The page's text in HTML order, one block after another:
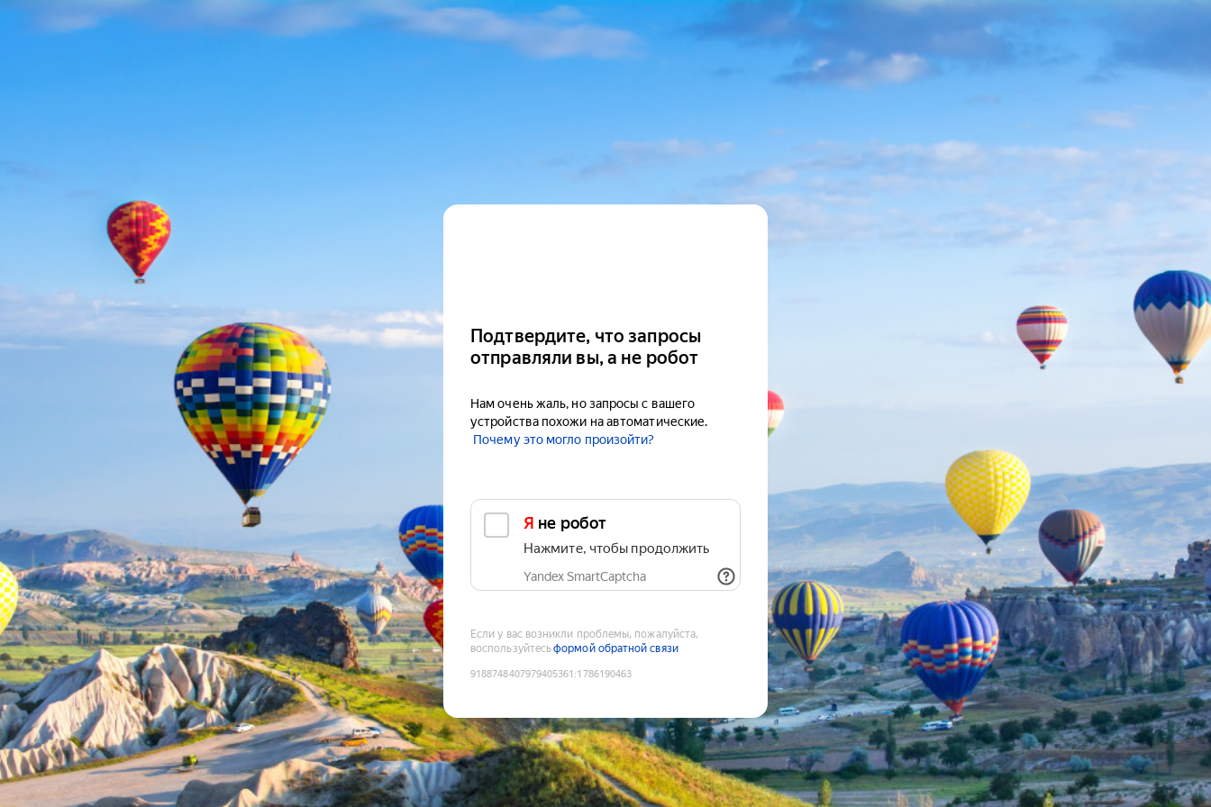
Подтвердите, что запросы
отправляли вы, а не робот
Нам очень жаль, но запросы с вашего
устройства похожи на автоматические.
Почему это могло произойти?
Я не робот
Нажмите, чтобы продолжить
Yandex SmartCaptcha
Если у вас возникли проблемы, пожалуйста,
воспользуйтесьформой обратной связи
9188748407979405361 :1786190463